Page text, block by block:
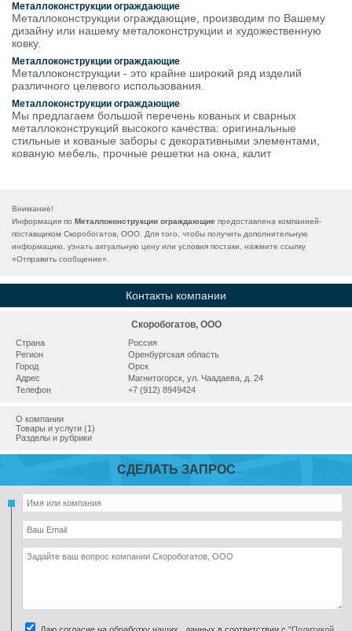
Металлоконструкции ограждающие
Металлоконструкции ограждающие, производим по Вашему
дизайну или нашему металоконструкции и художественную
ковку.
Металлоконструкции ограждающие
Металлоконструкции - это крайне широкий ряд изделий
различного целевого использования.
Металлоконструкции ограждающие
Мы предлагаем большой перечень кованых и сварных
металлоконструкций высокого качества: оригинальные
стильные и кованые заборы с декоративными элементами,
кованую мебель, прочные решетки на окна, калит
Внимание!
Информация по Металлоконструкции ограждающие предоставлена компанией-
поставщиком Скоробогатов, ООО. Для того, чтобы получить дополнительную
информацию, узнать актуальную цену или условия постаки, нажмите ссылку
«Отправить сообщение».
Контакты компании
Скоробогатов, ООО
Страна
Россия
Регион
Оренбургская область
Город
Орск
Адрес
Магнитогорск, ул. Чаадаева, д. 24
Телефон
+7 (912) 8949424
О компании
Товары и услуги (1)
Разделы и рубрики
СДЕЛАТЬ ЗАПРОС